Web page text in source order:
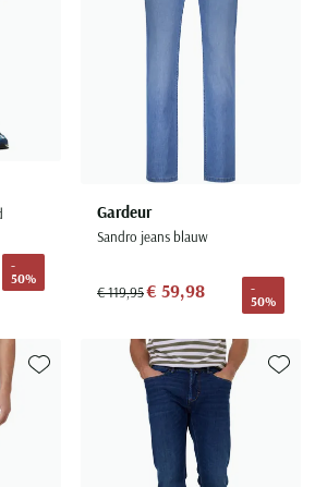
-
50%
Gardeur
Sandro jeans blauw
€ 119,95€ 59,98
-
50%
Toevoegen aan favorieten